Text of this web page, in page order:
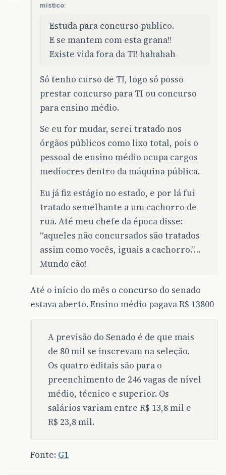
mistico:
Estuda para concurso publico.
E se mantem com esta grana!!
Existe vida fora da TI! hahahah
Só tenho curso de TI, logo só posso
prestar concurso para TI ou concurso
para ensino médio.
Se eu for mudar, serei tratado nos
órgãos públicos como lixo total, pois o
pessoal de ensino médio ocupa cargos
medíocres dentro da máquina pública.
Eu já fiz estágio no estado, e por lá fui
tratado semelhante a um cachorro de
rua. Até meu chefe da época disse:
“aqueles não concursados são tratados
assim como vocês, iguais a cachorro.”…
Mundo cão!
Até o início do mês o concurso do senado
estava aberto. Ensino médio pagava R$ 13800
A previsão do Senado é de que mais
de 80 mil se inscrevam na seleção.
Os quatro editais são para o
preenchimento de 246 vagas de nível
médio, técnico e superior. Os
salários variam entre R$ 13,8 mil e
R$ 23,8 mil.
Fonte: G1